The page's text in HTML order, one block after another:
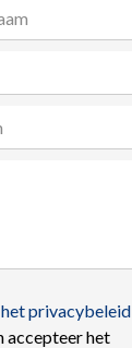
het privacybeleid
accepteer het